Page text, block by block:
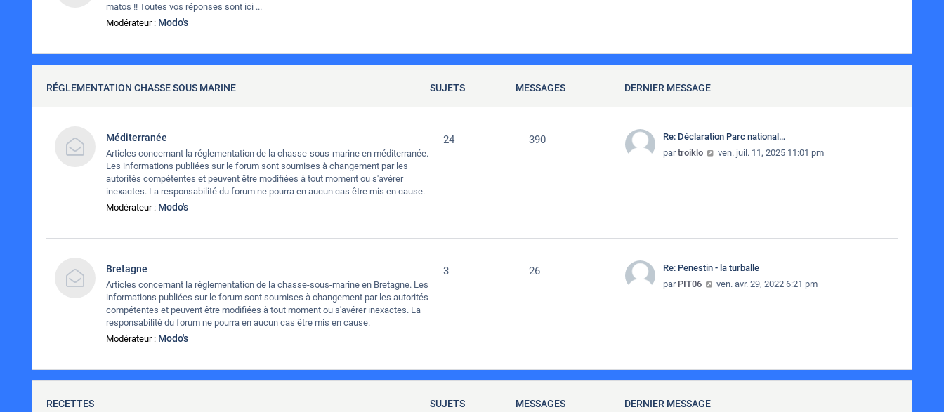
matos !! Toutes vos réponses sont ici ...
Modérateur : Modo's
RÉGLEMENTATION CHASSE SOUS MARINE SUJETS MESSAGES DERNIER MESSAGE
Méditerranée
Articles concernant la réglementation de la chasse-sous-marine en méditerranée.
Les informations publiées sur le forum sont soumises à changement par les
autorités compétentes et peuvent être modifiées à tout moment ou s'avérer
inexactes. La responsabilité du forum ne pourra en aucun cas être mis en cause.
Modérateur : Modo's
24 390
Re: Déclaration Parc national…
partroiklo Consulter le dernier message
ven. juil. 11, 2025 11:01 pm
Bretagne
Articles concernant la réglementation de la chasse-sous-marine en Bretagne. Les
informations publiées sur le forum sont soumises à changement par les autorités
compétentes et peuvent être modifiées à tout moment ou s'avérer inexactes. La
responsabilité du forum ne pourra en aucun cas être mis en cause.
Modérateur : Modo's
3 26
Re: Penestin - la turballe
par PIT06 Consulter le dernier message
ven. avr. 29, 2022 6:21 pm
RECETTES SUJETS MESSAGES DERNIER MESSAGE